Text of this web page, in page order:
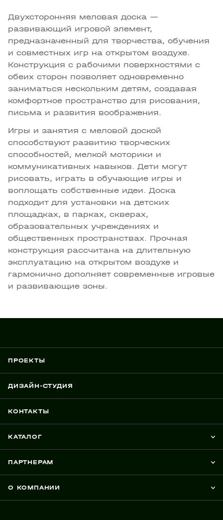
Двухсторонняя меловая доска —
развивающий игровой элемент,
предназначенный для творчества, обучения
и совместных игр на открытом воздухе.
Конструкция с рабочими поверхностями с
обеих сторон позволяет одновременно
заниматься нескольким детям, создавая
комфортное пространство для рисования,
письма и развития воображения.
Игры и занятия с меловой доской
способствуют развитию творческих
способностей, мелкой моторики и
коммуникативных навыков. Дети могут
рисовать, играть в обучающие игры и
воплощать собственные идеи. Доска
подходит для установки на детских
площадках, в парках, скверах,
образовательных учреждениях и
общественных пространствах. Прочная
конструкция рассчитана на длительную
эксплуатацию на открытом воздухе и
гармонично дополняет современные игровые
и развивающие зоны.
ПРОЕКТЫ
ДИЗАЙН-СТУДИЯ
КОНТАКТЫ
КАТАЛОГ
ПАРТНЕРАМ
О КОМПАНИИ